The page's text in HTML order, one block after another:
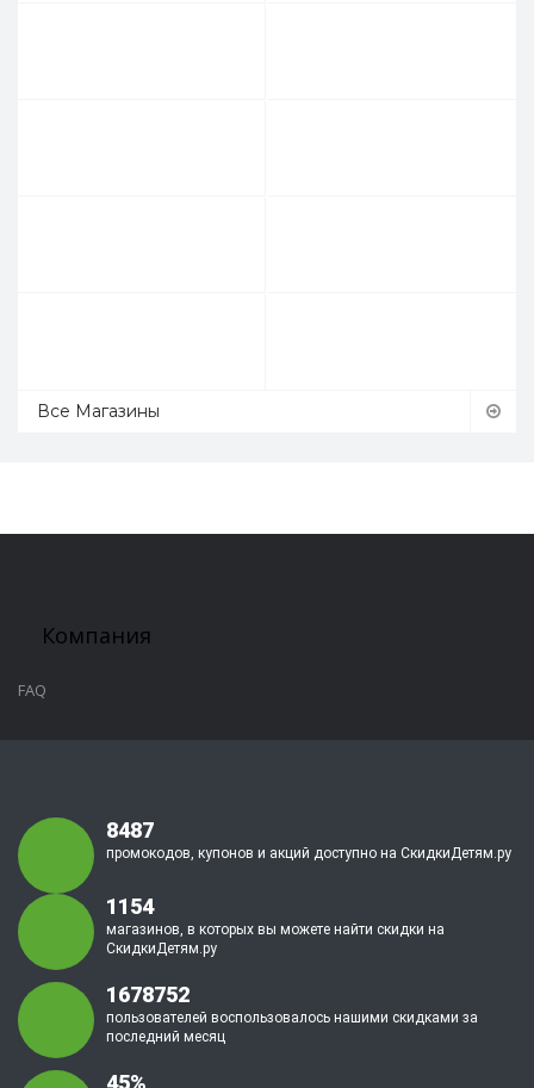
Все Магазины
Компания
FAQ
8487
промокодов, купонов и акций доступно на СкидкиДетям.ру
1154
магазинов, в которых вы можете найти скидки на
СкидкиДетям.ру
1678752
пользователей воспользовалось нашими скидками за
последний месяц
45%